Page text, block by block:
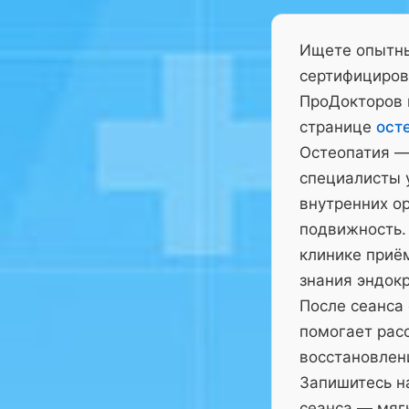
Ищете
ПроДокторов
странице
Остеопатия
специалисты
внутренних
клинике
знания
После
помогает
Запишитесь